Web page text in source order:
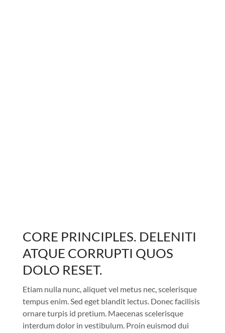
CORE PRINCIPLES. DELENITI
ATQUE CORRUPTI QUOS
DOLO RESET.
Etiam nulla nunc, aliquet vel metus nec, scelerisque
tempus enim. Sed eget blandit lectus. Donec facilisis
ornare turpis id pretium. Maecenas scelerisque
interdum dolor in vestibulum. Proin euismod dui